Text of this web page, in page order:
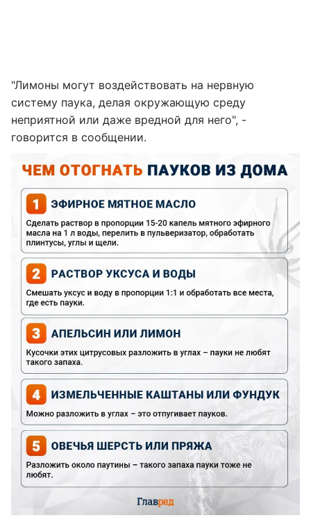
"Лимоны могут воздействовать на нервную
систему паука, делая окружающую среду
неприятной или даже вредной для него", -
говорится в сообщении.